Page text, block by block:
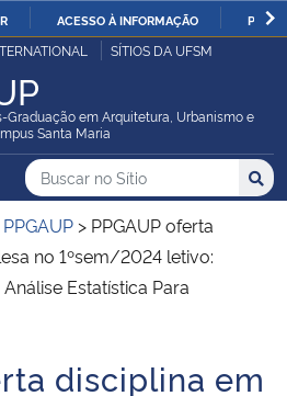
IR
O
CONTEÚDO
ACESSO À INFORMAÇÃO
Pública
SÍTIOS DA UFSM
Graduação em Arquitetura, Urbanismo e
Santa Maria
do Sítio
Busca
Buscar no no Sítio
Busca:
PPGAUP > PPGAUP oferta
no 1ºsem/2024 letivo:
Estatística Para
disciplina em